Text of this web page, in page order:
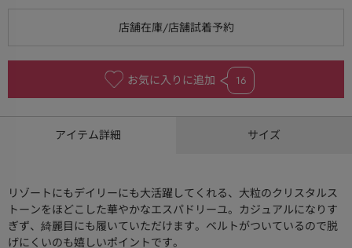
お気に入りに追加 16
アイテム詳細 サイズ
リゾートにもデイリーにも大活躍してくれる、大粒のクリスタルス
トーンをほどこした華やかなエスパドリーユ。カジュアルになりす
ぎず、綺麗目にも履いていただけます。ベルトがついているので脱
げにくいのも嬉しいポイントです。